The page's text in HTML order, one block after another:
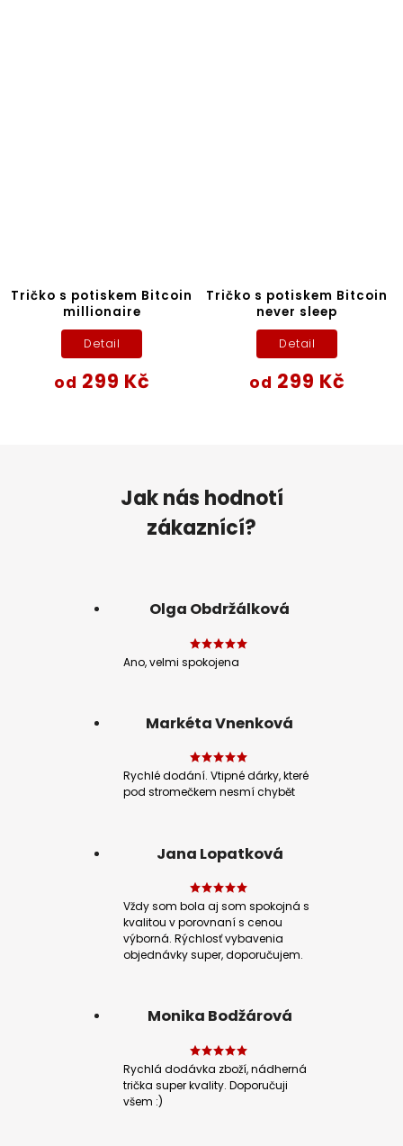
Tričko s potiskem Bitcoin
millionaire
od 299 Kč
Detail
Tričko s potiskem Bitcoin
never sleep
od 299 Kč
Detail
Jak nás hodnotí
zákaznící?
Olga Obdržálková
Ano, velmi spokojena
Markéta Vnenková
Rychlé dodání. Vtipné dárky, které
pod stromečkem nesmí chybět
Jana Lopatková
Vždy som bola aj som spokojná s
kvalitou v porovnaní s cenou
výborná. Rýchlosť vybavenia
objednávky super, doporučujem.
Monika Bodžárová
Rychlá dodávka zboží, nádherná
trička super kvality. Doporučuji
všem :)